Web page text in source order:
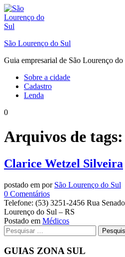
Ir
para
o
São Lourenço do Sul
Guia empresarial de São Lourenço do
Sobre a cidade
Cadastro
Lenda
0
Arquivos de tags:
Clarice Wetzel Silveira
postado em por São Lourenço do Sul
0 Comentáriosem
Clarice
Wetzel
Silveira
Telefone: (53) 3251-2456 Rua
Lourenço do Sul – RS
Postado em Médicos
Navegação
de
Pesquisar
por:
GUIAS ZONA SUL